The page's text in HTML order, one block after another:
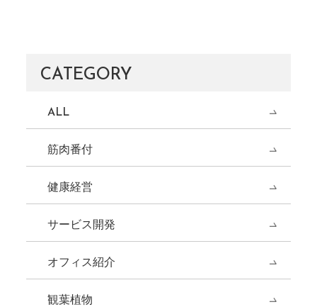
CATEGORY
ALL
筋肉番付
健康経営
サービス開発
オフィス紹介
観葉植物